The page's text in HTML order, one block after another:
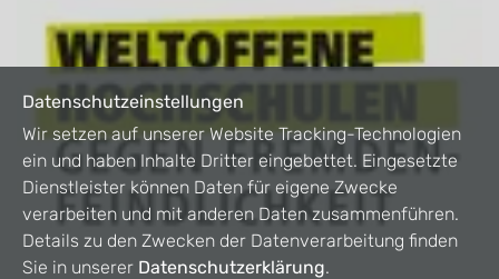
Datenschutzeinstellungen
Wir setzen auf unserer Website Tracking-Technologien
ein und haben Inhalte Dritter eingebettet. Eingesetzte
Dienstleister können Daten für eigene Zwecke
verarbeiten und mit anderen Daten zusammenführen.
Details zu den Zwecken der Datenverarbeitung finden
Sie in unserer Datenschutzerklärung.